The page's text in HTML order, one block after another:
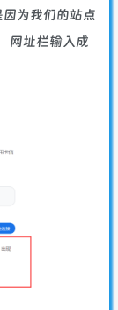
因为我们的站点
网址栏输入成